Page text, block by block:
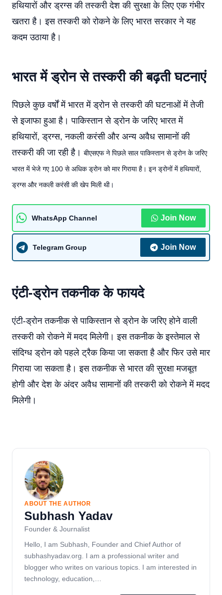
हथियारों और ड्रग्स की तस्करी देश की सुरक्षा के लिए एक गंभीर
खतरा है। इस तस्करी को रोकने के लिए भारत सरकार ने यह
कदम उठाया है।
भारत में ड्रोन से तस्करी कीबढ़तीघटनाएं
पिछले कुछ वर्षों में भारत में ड्रोन से तस्करी की घटनाओं में तेजी
से इजाफा हुआ है। पाकिस्तान से ड्रोन के जरिए भारत में
हथियारों, ड्रग्स, नकली करंसी और अन्य अवैध सामानों की
तस्करी की जा रही है। बीएसएफ ने पिछले साल पाकिस्तान से ड्रोन के जरिए
भारत में भेजे गए 100 से अधिक ड्रोन को मार गिराया है। इन ड्रोनों में हथियारों,
ड्रग्स और नकली करंसी की खेप मिली थी।
WhatsApp Channel Join Now
Telegram Group Join Now
एंटी-ड्रोन तकनीक के फायदे
एंटी-ड्रोन तकनीक से पाकिस्तान से ड्रोन के जरिए होने वाली
तस्करी को रोकने में मदद मिलेगी। इस तकनीक के इस्तेमाल से
संदिग्ध ड्रोन को पहले ट्रैक किया जा सकता है और फिर उसे मार
गिराया जा सकता है। इस तकनीक से भारत की सुरक्षा मजबूत
होगी और देश के अंदर अवैध सामानों की तस्करी को रोकने में मदद
मिलेगी।
ABOUT THE AUTHOR
Subhash Yadav
Founder & Journalist
Hello, I am Subhash, Founder and Chief Author of
subhashyadav.org. I am a professional writer and
blogger who writes on various topics. I am interested in
technology, education,…